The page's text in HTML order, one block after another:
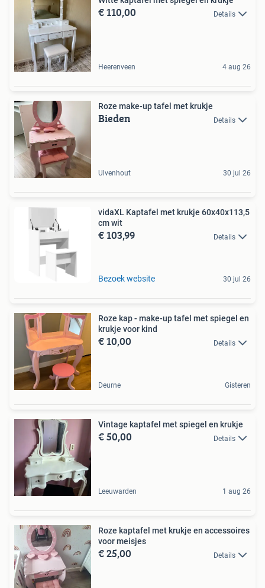
€ 110,00 Details
Heerenveen 4 aug 26
Roze make-up tafel met krukje
Bieden Details
Ulvenhout 30 jul 26
vidaXL Kaptafel met krukje 60x40x113,5
cm wit
€ 103,99 Details
Bezoek website 30 jul 26
Roze kap - make-up tafel met spiegel en
krukje voor kind
€ 10,00 Details
Deurne Gisteren
Vintage kaptafel met spiegel en krukje
€ 50,00 Details
Leeuwarden 1 aug 26
Roze kaptafel met krukje en accessoires
voor meisjes
€ 25,00 Details